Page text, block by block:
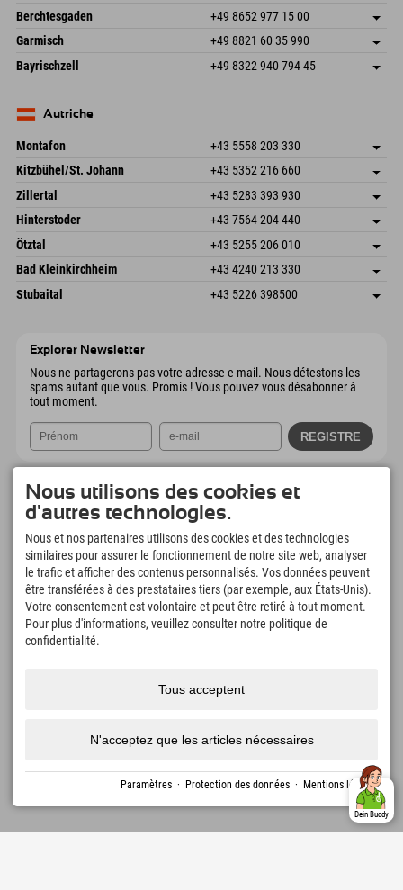
Allemagne
Réservation
An der Riese 45
87484 Nesselwang im Allgäu
Allemagne
Enregistrer l'adresse
Informations d'arrivée
Réservation
Berchtesgaden +49 8652 977 15 00
Hofreitstr. 7
Allemagne
Enregistrer l'adresse
Réservation
Garmisch +49 8821 60 35 990
Frickenstraße 22
82490 Farchant
Enregistrer l'adresse
Informations d'arrivée
Bayrischzell +49 8322 940 794 45
Allemagne
Autriche
Montafon +43 5558 203 330
Dorfstr. 127b
6793 Gaschurn/Montafon
Autriche
Enregistrer l'adresse
Réservation
Kitzbühel/St. Johann +43 5352 216 660
Speckbacherstraße 87
6380 St. Johann in Tirol
Autriche
Enregistrer l'adresse
Informations d'arrivée
Réservation
Zillertal +43 5283 393 930
Schmiedau 2
Autriche
Enregistrer l'adresse
Réservation
Hinterstoder +43 7564 204 440
Freizeitpark 10
4573 Hinterstoder
Autriche
Enregistrer l'adresse
Informations d'arrivée
Réservation
Ötztal +43 5255 206 010
Gscheat 14
Autriche
Enregistrer l'adresse
Réservation
Bad Kleinkirchheim +43 4240 213 330
Dorfstraße 24
9546 Bad Kleinkirchheim
Enregistrer l'adresse
Informations d'arrivée
Stubaital +43 5226 398500
Explorer Newsletter
Nous ne partagerons pas votre adresse e-mail. Nous détestons les
spams autant que vous. Promis ! Vous pouvez vous désabonner à
tout moment.
Explorer App
Téléchargez vos #ExplorerMoments, Mon
Explorer à emporter avec aperçu de vos
réservations, liste de choses à faire, aperçu
des restaurants et bien plus encore.
Téléchargez-le maintenant !
L'heure des moments d'exploration
piscines d'aventure
snowboard
Sentiers de randonnée et
Nos clients nous
Dein Buddy
Nous utilisons des cookies et
d'autres technologies.
Nous et nos partenaires utilisons des cookies et des technologies
similaires pour assurer le fonctionnement de notre site web, analyser
le trafic et afficher des contenus personnalisés. Vos données peuvent
être transférées à des prestataires tiers (par exemple, aux États-Unis).
Votre consentement est volontaire et peut être retiré à tout moment.
Pour plus d'informations, veuillez consulter notre politique de
confidentialité.
Tous acceptent
N'acceptez que les articles nécessaires
Paramètres · Protection des données · Mentions légales